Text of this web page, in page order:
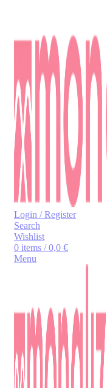
Login / Register
Search
Wishlist
0 items / 0,0 €
Menu